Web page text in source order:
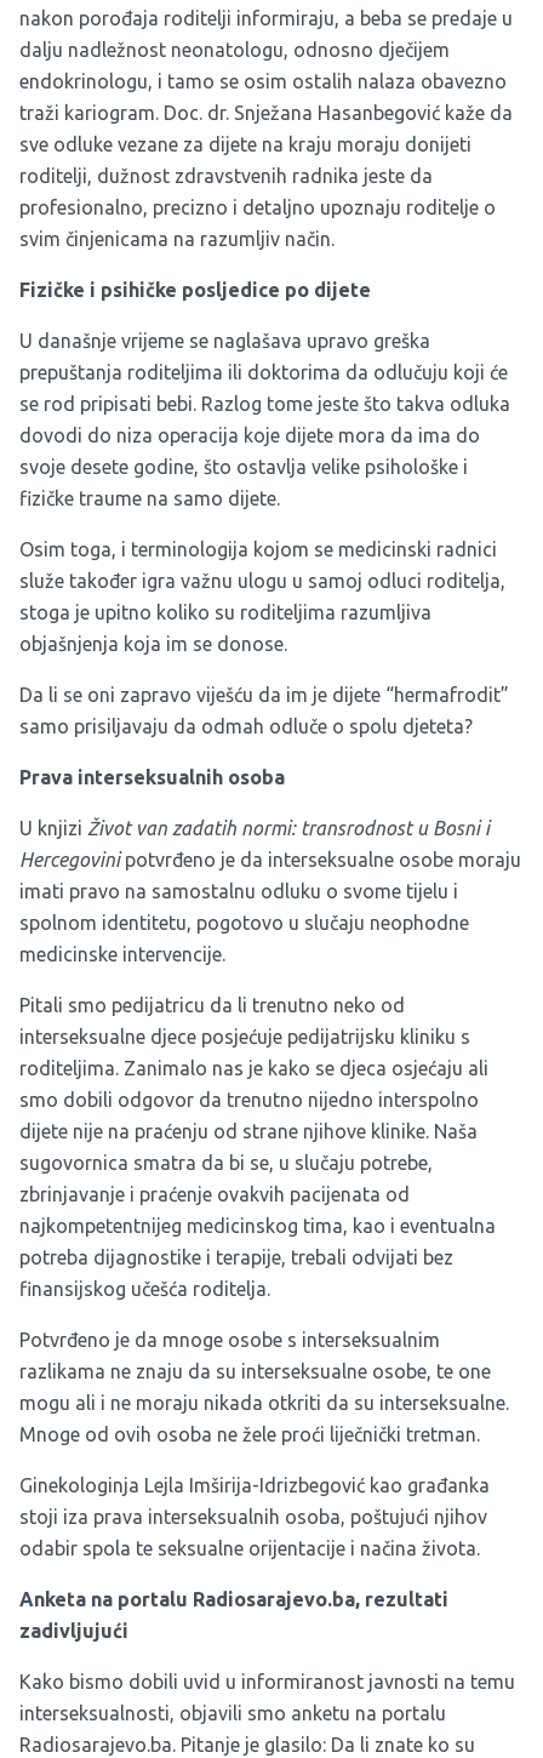
nakon porođaja roditelji informiraju, a beba se predaje u
dalju nadležnost neonatologu, odnosno dječijem
endokrinologu, i tamo se osim ostalih nalaza obavezno
traži kariogram. Doc. dr. Snježana Hasanbegović kaže da
sve odluke vezane za dijete na kraju moraju donijeti
roditelji, dužnost zdravstvenih radnika jeste da
profesionalno, precizno i detaljno upoznaju roditelje o
svim činjenicama na razumljiv način.
Fizičke i psihičke posljedice po dijete
U današnje vrijeme se naglašava upravo greška
prepuštanja roditeljima ili doktorima da odlučuju koji će
se rod pripisati bebi. Razlog tome jeste što takva odluka
dovodi do niza operacija koje dijete mora da ima do
svoje desete godine, što ostavlja velike psihološke i
fizičke traume na samo dijete.
Osim toga, i terminologija kojom se medicinski radnici
služe također igra važnu ulogu u samoj odluci roditelja,
stoga je upitno koliko su roditeljima razumljiva
objašnjenja koja im se donose.
Da li se oni zapravo viješću da im je dijete “hermafrodit”
samo prisiljavaju da odmah odluče o spolu djeteta?
Prava interseksualnih osoba
U knjizi Život van zadatih normi: transrodnost u Bosni i
Hercegovinipotvrđeno je da interseksualne osobe moraju
imati pravo na samostalnu odluku o svome tijelu i
spolnom identitetu, pogotovo u slučaju neophodne
medicinske intervencije.
Pitali smo pedijatricu da li trenutno neko od
interseksualne djece posjećuje pedijatrijsku kliniku s
roditeljima. Zanimalo nas je kako se djeca osjećaju ali
smo dobili odgovor da trenutno nijedno interspolno
dijete nije na praćenju od strane njihove klinike. Naša
sugovornica smatra da bi se, u slučaju potrebe,
zbrinjavanje i praćenje ovakvih pacijenata od
najkompetentnijeg medicinskog tima, kao i eventualna
potreba dijagnostike i terapije, trebali odvijati bez
finansijskog učešća roditelja.
Potvrđeno je da mnoge osobe s interseksualnim
razlikama ne znaju da su interseksualne osobe, te one
mogu ali i ne moraju nikada otkriti da su interseksualne.
Mnoge od ovih osoba ne žele proći liječnički tretman.
Ginekologinja Lejla Imširija-Idrizbegović kao građanka
stoji iza prava interseksualnih osoba, poštujući njihov
odabir spola te seksualne orijentacije i načina života.
Anketa na portalu Radiosarajevo.ba, rezultati
zadivljujući
Kako bismo dobili uvid u informiranost javnosti na temu
interseksualnosti, objavili smo anketu na portalu
Radiosarajevo.ba. Pitanje je glasilo: Da li znate ko su